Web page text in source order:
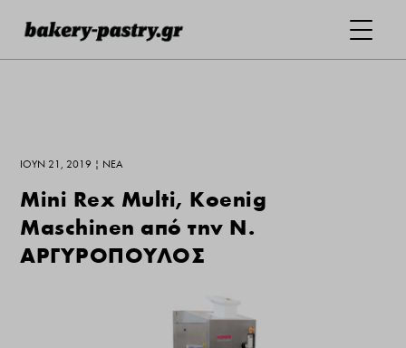
ΙΟΎΝ 21, 2019 | ΝΕΑ
Μini Rex Multi, Koenig
Maschinen από την Ν.
ΑΡΓΥΡΟΠΟΥΛΟΣ